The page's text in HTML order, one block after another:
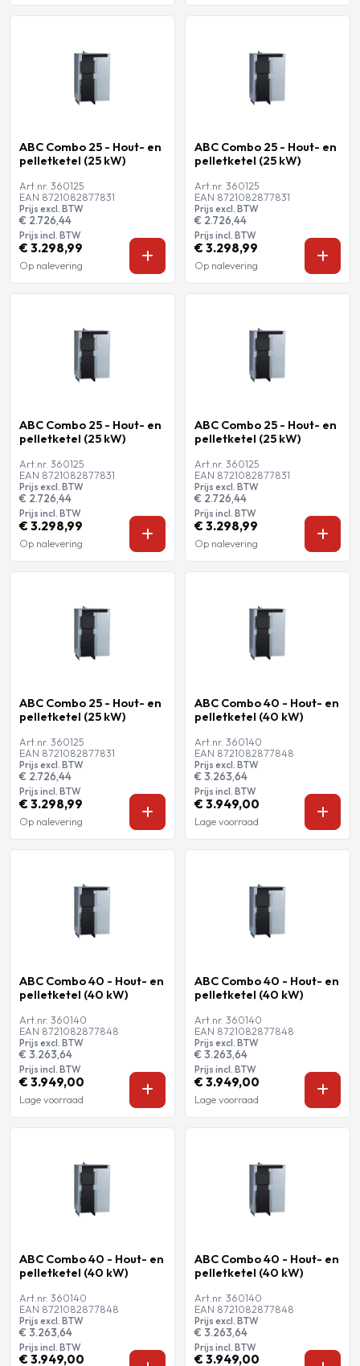
ABC Combo 25 - Hout- en
pelletketel (25 kW)
Art.nr. 360125
EAN 8721082877831
Prijs excl. BTW
€ 2.726,44
Prijs incl. BTW
€ 3.298,99
Op nalevering
ABC Combo 25 - Hout- en
pelletketel (25 kW)
Art.nr. 360125
EAN 8721082877831
Prijs excl. BTW
€ 2.726,44
Prijs incl. BTW
€ 3.298,99
Op nalevering
ABC Combo 25 - Hout- en
pelletketel (25 kW)
Art.nr. 360125
EAN 8721082877831
Prijs excl. BTW
€ 2.726,44
Prijs incl. BTW
€ 3.298,99
Op nalevering
ABC Combo 25 - Hout- en
pelletketel (25 kW)
Art.nr. 360125
EAN 8721082877831
Prijs excl. BTW
€ 2.726,44
Prijs incl. BTW
€ 3.298,99
Op nalevering
ABC Combo 25 - Hout- en
pelletketel (25 kW)
Art.nr. 360125
EAN 8721082877831
Prijs excl. BTW
€ 2.726,44
Prijs incl. BTW
€ 3.298,99
Op nalevering
ABC Combo 40 - Hout- en
pelletketel (40 kW)
Art.nr. 360140
EAN 8721082877848
Prijs excl. BTW
€ 3.263,64
Prijs incl. BTW
€ 3.949,00
Lage voorraad
ABC Combo 40 - Hout- en
pelletketel (40 kW)
Art.nr. 360140
EAN 8721082877848
Prijs excl. BTW
€ 3.263,64
Prijs incl. BTW
€ 3.949,00
Lage voorraad
ABC Combo 40 - Hout- en
pelletketel (40 kW)
Art.nr. 360140
EAN 8721082877848
Prijs excl. BTW
€ 3.263,64
Prijs incl. BTW
€ 3.949,00
Lage voorraad
ABC Combo 40 - Hout- en
pelletketel (40 kW)
Art.nr. 360140
EAN 8721082877848
Prijs excl. BTW
€ 3.263,64
Prijs incl. BTW
€ 3.949,00
ABC Combo 40 - Hout- en
pelletketel (40 kW)
Art.nr. 360140
EAN 8721082877848
Prijs excl. BTW
€ 3.263,64
Prijs incl. BTW
€ 3.949,00